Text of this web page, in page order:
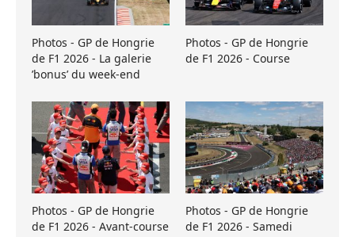
Photos - GP de Hongrie
de F1 2026 - La galerie
’bonus’ du week-end
Photos - GP de Hongrie
de F1 2026 - Course
Photos - GP de Hongrie
de F1 2026 - Avant-course
Photos - GP de Hongrie
de F1 2026 - Samedi